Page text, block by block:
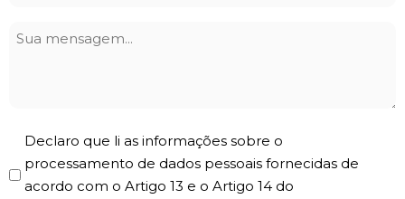
Sua
Privacy
Policy
*
Declaro que li as informações sobre o
processamento de dados pessoais fornecidas de
acordo com o Artigo 13 e o Artigo 14 do